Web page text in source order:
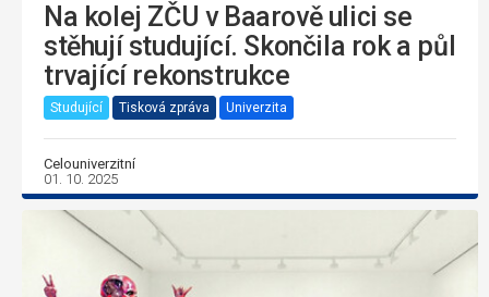
Na kolej ZČU v Baarově ulici se
stěhují studující. Skončila rok a půl
trvající rekonstrukce
Studující Tisková zpráva Univerzita
Celouniverzitní
01. 10. 2025